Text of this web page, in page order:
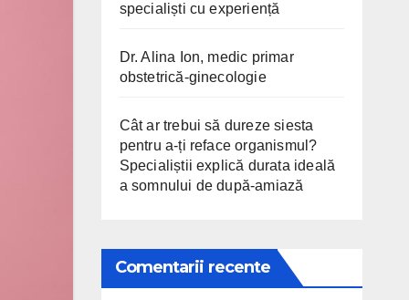
specialiști cu experiență
Dr. Alina Ion, medic primar
obstetrică-ginecologie
Cât ar trebui să dureze siesta
pentru a-ți reface organismul?
Specialiștii explică durata ideală
a somnului de după-amiază
Comentarii recente